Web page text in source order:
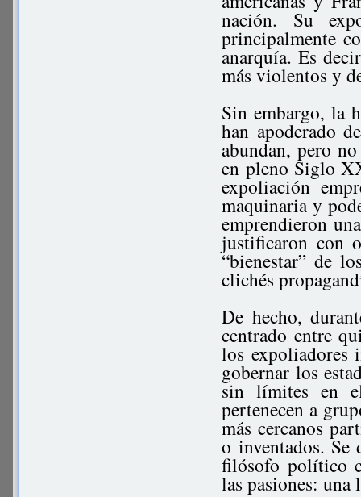
nación. Su
principalmente
anarquía. Es
más violentos y
Sin embargo, la
han apoderado
abundan, pero
en pleno Siglo
expoliación
maquinaria y
emprendieron
justificaron con
“bienestar” de
clichés
De hecho,
centrado entre
los expoliadores
gobernar los
sin límites en
pertenecen a
más cercanos
o inventados. Se
filósofo político
las pasiones: una